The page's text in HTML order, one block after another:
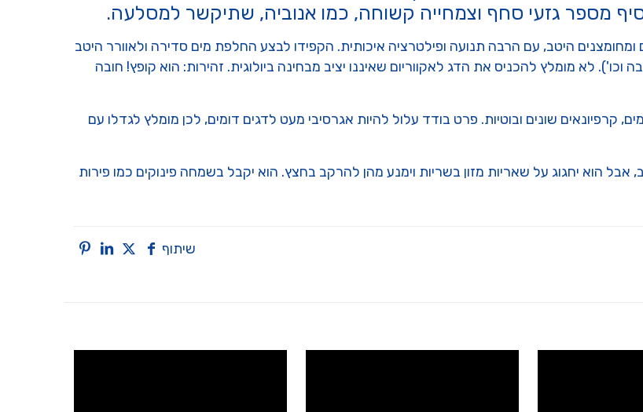
מספר גזעי סחף וצמחייה קשוחה, כמו אנוביה, שתיקשר למסלעה.
היטב, עם הרבה תנועה ופילטרציה איכותית. הקפידו לבצע החלפת מים סדירה ולאוורר היטב
לא מומלץ להכניס את הדג לאקווריום שאיננו יציב מבחינה ביולוגית. זהירות: הוא קופץ! חובה
קרפיונאים שונים ובוטיות. פרט בודד עלול להיות אגרסיבי מעט לדגים דומים, לכן מומלץ לגדלו עם
הוא יחגוג על שאריות מזון בשריות וימנע מהן להרקב בחצץ. הוא יקבל בשמחה פינוקים כמו פירות
שיתוף